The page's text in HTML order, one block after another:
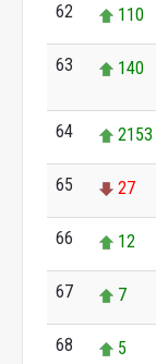
62 110
63 140
64 2153
65 27
66 12
67 7
68 5